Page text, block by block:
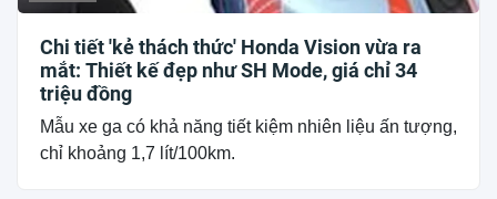
Chi tiết 'kẻ thách thức' Honda Vision vừa ra
mắt: Thiết kế đẹp như SH Mode, giá chỉ 34
triệu đồng
Mẫu xe ga có khả năng tiết kiệm nhiên liệu ấn tượng,
chỉ khoảng 1,7 lít/100km.